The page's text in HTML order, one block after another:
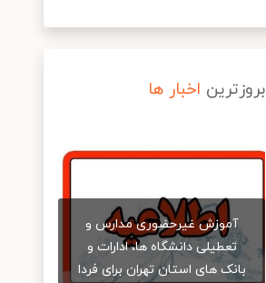
بروزترین اخبار ها
آموزش غیرحضوری مدارس و
تعطیلی دانشگاه‌ ها، ادارات و
بانک‌ های استان تهران برای فردا